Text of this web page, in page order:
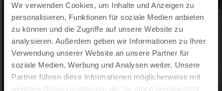
Wir verwenden Cookies, um Inhalte und Anzeigen zu
personalisieren, Funktionen für soziale Medien anbieten
zu können und die Zugriffe auf unsere Website zu
analysieren. Außerdem geben wir Informationen zu Ihrer
Verwendung unserer Website an unsere Partner für
soziale Medien, Werbung und Analysen weiter. Unsere
Partner führen diese Informationen möglicherweise mit
weiteren Daten zusammen, die Sie ihnen bereitgestellt